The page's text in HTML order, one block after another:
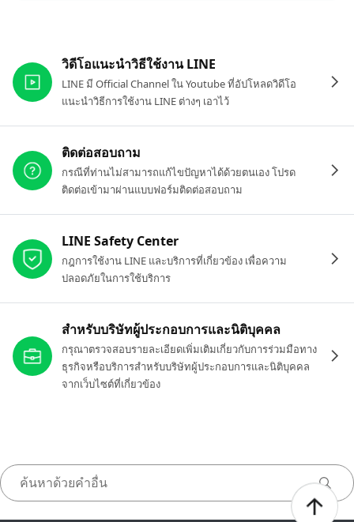
วิดีโอแนะนำวิธีใช้งาน LINE
LINE มี Official Channel ใน Youtube ที่อัปโหลดวิดีโอ
แนะนำวิธีการใช้งาน LINE ต่างๆ เอาไว้
ติดต่อสอบถาม
กรณีที่ท่านไม่สามารถแก้ไขปัญหาได้ด้วยตนเอง โปรด
ติดต่อเข้ามาผ่านแบบฟอร์มติดต่อสอบถาม
LINE Safety Center
กฎการใช้งาน LINE และบริการที่เกี่ยวข้อง เพื่อความ
ปลอดภัยในการใช้บริการ
สำหรับบริษัทผู้ประกอบการและนิติบุคคล
กรุณาตรวจสอบรายละเอียดเพิ่มเติมเกี่ยวกับการร่วมมือทาง
ธุรกิจหรือบริการสำหรับบริษัทผู้ประกอบการและนิติบุคคล
จากเว็บไซต์ที่เกี่ยวข้อง